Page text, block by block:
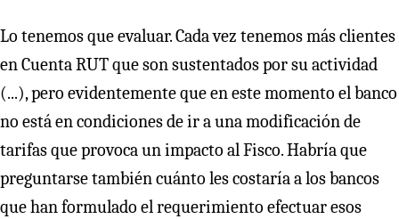
Lo tenemos que evaluar. Cada vez tenemos más clientes
en Cuenta RUT que son sustentados por su actividad
(...), pero evidentemente que en este momento el banco
no está en condiciones de ir a una modificación de
tarifas que provoca un impacto al Fisco. Habría que
preguntarse también cuánto les costaría a los bancos
que han formulado el requerimiento efectuar esos